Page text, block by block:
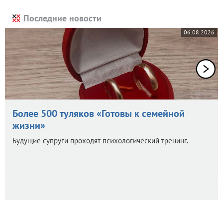
Последние новости
06.08.2026
Более 500 туляков «Готовы к семейной
жизни»
Будущие супруги проходят психологический тренинг.